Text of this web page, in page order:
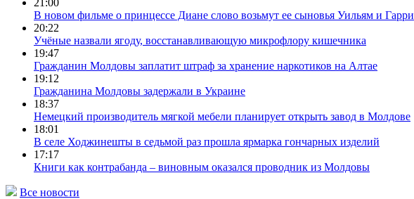
В новом фильме о принцессе Диане слово возьмут ее сыновья Уильям и Гарри
20:22
Учёные назвали ягоду, восстанавливающую микрофлору кишечника
19:47
Гражданин Молдовы заплатит штраф за хранение наркотиков на Алтае
19:12
Гражданина Молдовы задержали в Украине
18:37
Немецкий производитель мягкой мебели планирует открыть завод в Молдове
18:01
В селе Ходжинешты в седьмой раз прошла ярмарка гончарных изделий
17:17
Книги как контрабанда – виновным оказался проводник из Молдовы
Все новости